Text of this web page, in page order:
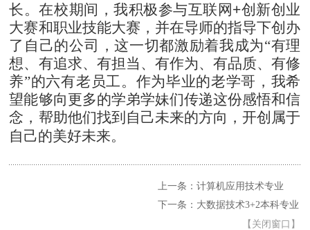
长。在校期间，我积极参与互联网+创新创业
大赛和职业技能大赛，并在导师的指导下创办
了自己的公司，这一切都激励着我成为“有理
想、有追求、有担当、有作为、有品质、有修
养”的六有老员工。作为毕业的老学哥，我希
望能够向更多的学弟学妹们传递这份感悟和信
念，帮助他们找到自己未来的方向，开创属于
自己的美好未来。
上一条：计算机应用技术专业
下一条：大数据技术3+2本科专业
【 关闭窗口 】